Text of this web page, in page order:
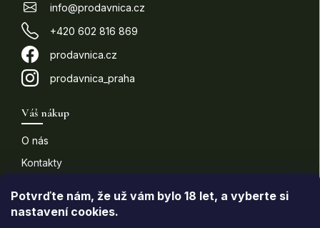
Potvrďte nám​​, že už vám bylo 18 let, a vyberte si
nastavení cookies.
info@prodavnica.cz
+420 602 816 869
prodavnica.cz
prodavnica_praha
Váš nákup
O nás
Kontakty